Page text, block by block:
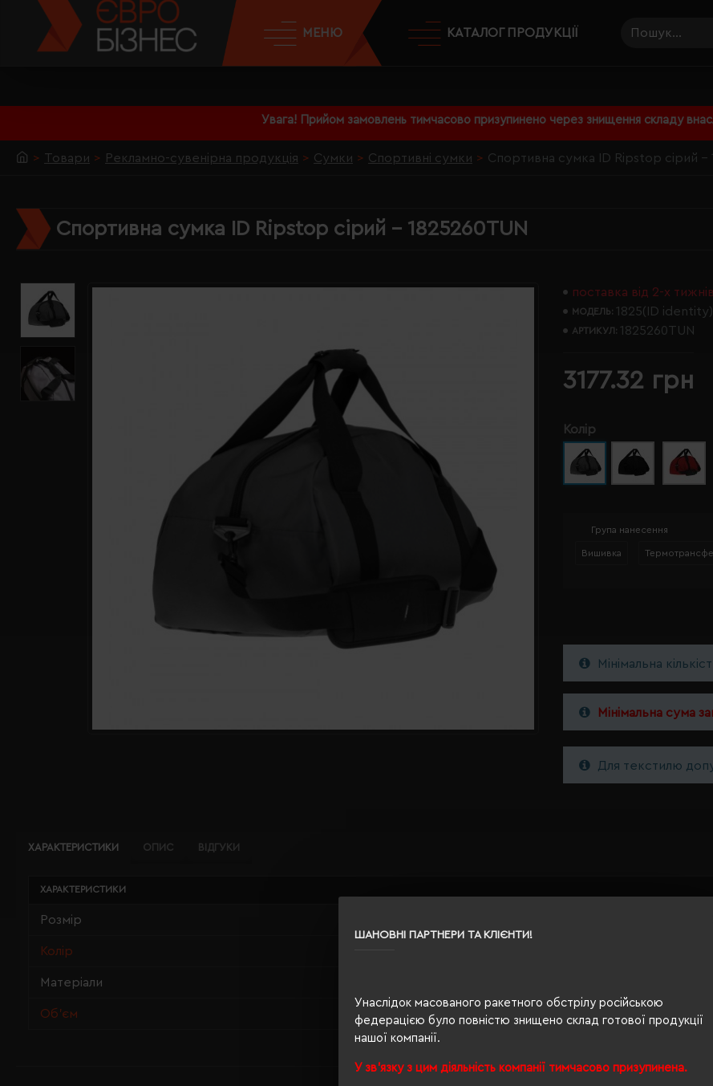
ШАНОВНІ ПАРТНЕРИ ТА КЛІЄНТИ!
Унаслідок масованого ракетного обстрілу російською
федерацією було повністю знищено склад готової продукції
нашої компанії.
У зв'язку з цим діяльність компанії тимчасово призупинена.
Увага! Прийом замовлень тимчасово призупинено через знищення складу
МЕНЮ КАТАЛОГ ПРОДУКЦІЇ
Товари Рекламно-сувенірна продукція Сумки Спортивні сумки Спортивна сумка ID Ripstop сірий -
Спортивна сумка ID Ripstop сірий - 1825260TUN
поставка від 2-х тижнів
МОДЕЛЬ: 1825(ID identity)
АРТИКУЛ: 1825260TUN
3177.32 грн
Колір
Група нанесення
Вишивка
Мінімальна
Мінімальна сума
Для текстилю
ХАРАКТЕРИСТИКИ ОПИС ВІДГУКИ
ХАРАКТЕРИСТИКИ
Розмір
Колір
Матеріали
Об'єм